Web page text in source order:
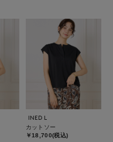
INED L
カットソー
￥18,700(税込)